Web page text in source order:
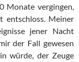
Monate vergingen,
entschloss. Meiner
jener Nacht
der Fall gewesen
würde, der Zeuge